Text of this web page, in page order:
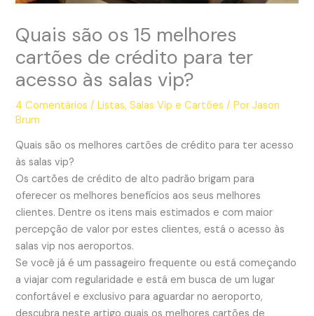
Quais são os 15 melhores
cartões de crédito para ter
acesso às salas vip?
4 Comentários /Listas,Salas Vip e Cartões / PorJason
Brum
Quais são os melhores cartões de crédito para ter acesso
às salas vip?
Os cartões de crédito de alto padrão brigam para
oferecer os melhores benefícios aos seus melhores
clientes. Dentre os itens mais estimados e com maior
percepção de valor por estes clientes, está o acesso às
salas vip nos aeroportos.
Se você já é um passageiro frequente ou está começando
a viajar com regularidade e está em busca de um lugar
confortável e exclusivo para aguardar no aeroporto,